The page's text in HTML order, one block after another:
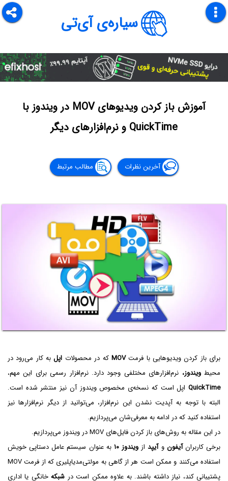
سیاره‌ی آی‌تی
آموزش باز کردن ویدیوهای MOV در ویندوز با
QuickTime و نرم‌افزارهای دیگر
آخرین نظرات مطالب مرتبط
برای باز کردن ویدیوهایی با فرمتMOV که در محصولات اپلبه کار می‌رود در
محیطویندوز، نرم‌افزارهای مختلفی وجود دارد. نرم‌افزار رسمی برای این مهم،
QuickTime اپل است که نسخه‌ی مخصوص ویندوز آن نیز منتشر شده است.
البته با توجه به آپدیت نشدن این نرم‌افزار، می‌توانید از دیگر نرم‌افزارها نیز
استفاده کنید که در ادامه به معرفی‌شان می‌پردازیم.
در این مقاله به روش‌های باز کردن فایل‌های MOV در ویندوز می‌پردازیم.
برخی کاربرانآیفون وآیپداز ویندوز ۱۰
به عنوان سیستم عامل دستاپی خویش
استفاده می‌کنند و ممکن است هر از گاهی به مولتی‌مدیاپلیری که از فرمت MOV
پشتیبانی کند، نیاز داشته باشند. به علاوه ممکن است در شبکهخانگی یا اداری